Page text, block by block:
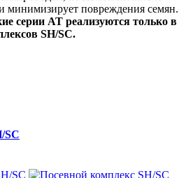
и минимизирует повреждения семян.
серии АТ реализуются только в
SH/SC.
SC